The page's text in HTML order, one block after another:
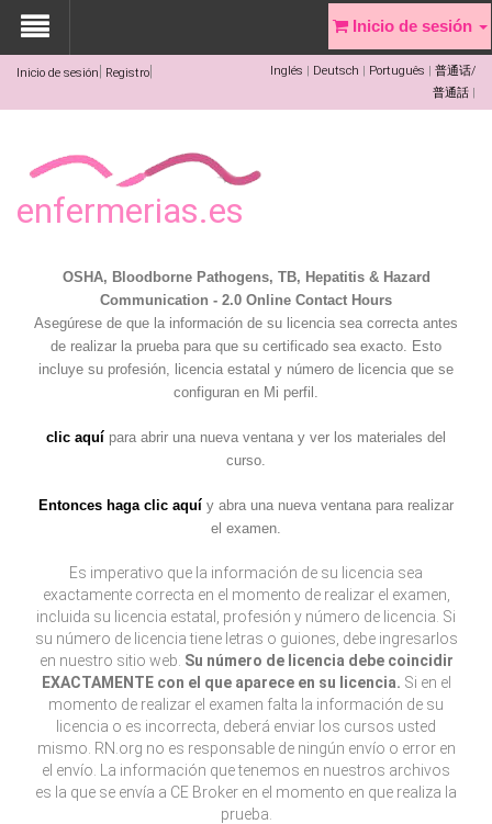
Inicio de sesión Registro Inglés Deutsch Português
普通话/
普通話
enfermerias.es
Inicio de sesión
OSHA, Bloodborne Pathogens, TB, Hepatitis & Hazard
Communication - 2.0 Online Contact Hours
Asegúrese de que la información de su licencia sea correcta antes
de realizar la prueba para que su certificado sea exacto. Esto
incluye su profesión, licencia estatal y número de licencia que se
configuran en Mi perfil.
clic aquí para abrir una nueva ventana y ver los materiales del
curso.
Entonces haga clic aquí y abra una nueva ventana para realizar
el examen.
Es imperativo que la información de su licencia sea
exactamente correcta en el momento de realizar el examen,
incluida su licencia estatal, profesión y número de licencia. Si
su número de licencia tiene letras o guiones, debe ingresarlos
en nuestro sitio web. Su número de licencia debe coincidir
EXACTAMENTE con el que aparece en su licencia. Si en el
momento de realizar el examen falta la información de su
licencia o es incorrecta, deberá enviar los cursos usted
mismo. RN.org no es responsable de ningún envío o error en
el envío. La información que tenemos en nuestros archivos
es la que se envía a CE Broker en el momento en que realiza la
prueba.